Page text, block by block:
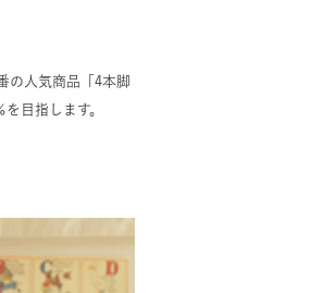
の人気商品「4本脚
目指します。